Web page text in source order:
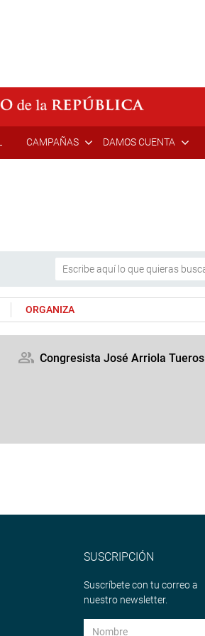
CAMPAÑAS DAMOS CUENTA
ORGANIZA
Congresista José Arriola Tueros
SUSCRIPCIÓN
Suscríbete con tu correo a
nuestro newsletter.